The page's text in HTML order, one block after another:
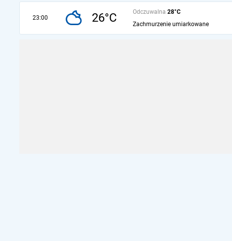
23:00 26°C Odczuwalna 28°C
Zachmurzenie umiarkowane